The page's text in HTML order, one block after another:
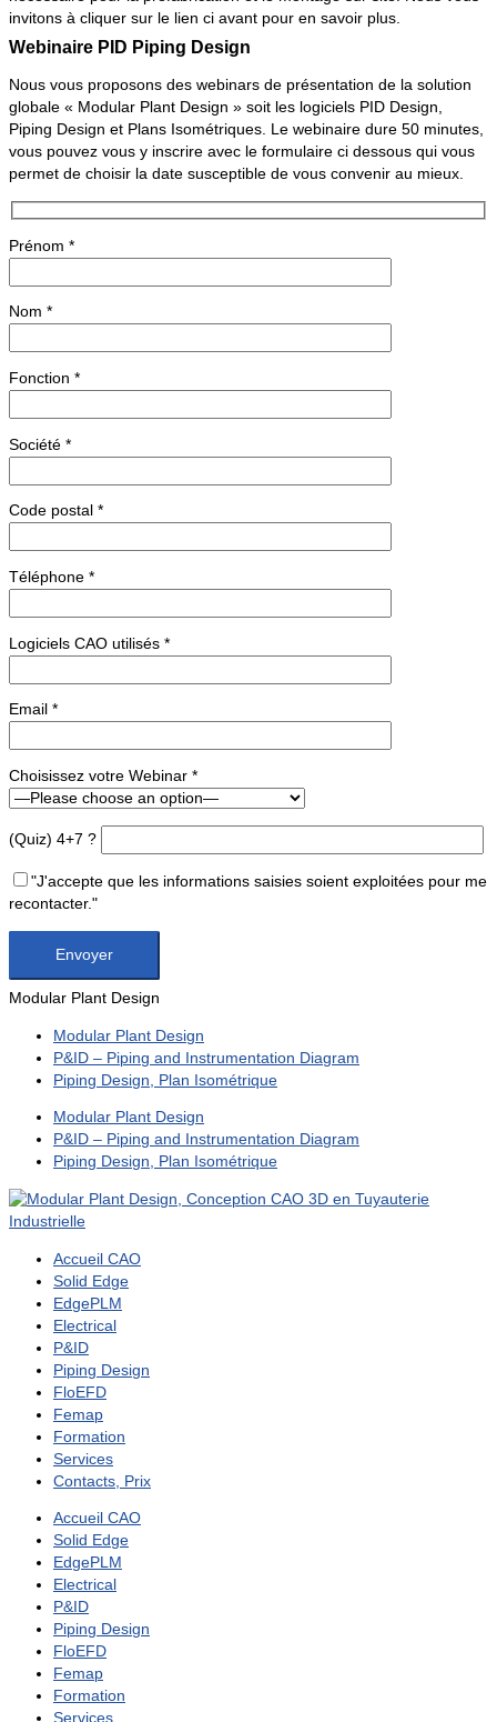
invitons à cliquer sur le lien ci avant pour en savoir plus.
Webinaire PID Piping Design
Nous vous proposons des webinars de présentation de la solution
globale « Modular Plant Design » soit les logiciels PID Design,
Piping Design et Plans Isométriques. Le webinaire dure 50 minutes,
vous pouvez vous y inscrire avec le formulaire ci dessous qui vous
permet de choisir la date susceptible de vous convenir au mieux.
Prénom *
Nom *
Fonction *
Société *
Code postal *
Téléphone *
Logiciels CAO utilisés *
Email *
Choisissez votre Webinar *
(Quiz) 4+7 ?
"J'accepte que les informations saisies soient exploitées pour me
recontacter."
Modular Plant Design
Modular Plant Design
P&ID – Piping and Instrumentation Diagram
Piping Design, Plan Isométrique
Modular Plant Design
P&ID – Piping and Instrumentation Diagram
Piping Design, Plan Isométrique
Accueil CAO
Solid Edge
EdgePLM
Electrical
P&ID
Piping Design
FloEFD
Femap
Formation
Services
Contacts, Prix
Accueil CAO
Solid Edge
EdgePLM
Electrical
P&ID
Piping Design
FloEFD
Femap
Formation
Services